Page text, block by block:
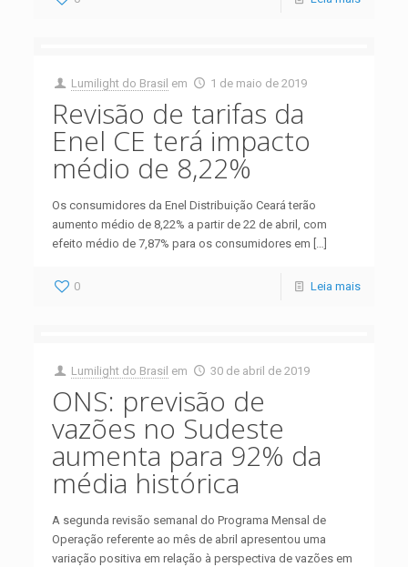
Lumilight do Brasil em 1 de maio de 2019
Revisão de tarifas da
Enel CE terá impacto
médio de 8,22%
Os consumidores da Enel Distribuição Ceará terão
aumento médio de 8,22% a partir de 22 de abril, com
efeito médio de 7,87% para os consumidores em […]
0 Leia mais
Lumilight do Brasil em 30 de abril de 2019
ONS: previsão de
vazões no Sudeste
aumenta para 92% da
média histórica
A segunda revisão semanal do Programa Mensal de
Operação referente ao mês de abril apresentou uma
variação positiva em relação à perspectiva de vazões em